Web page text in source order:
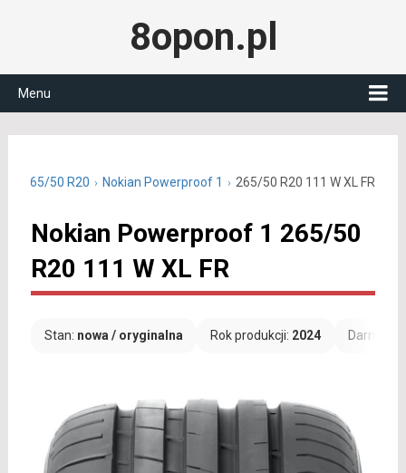
8opon.pl
Menu
265/50 R20 Nokian Powerproof 1 265/50 R20 111 W XL FR
Nokian Powerproof 1 265/50
R20 111 W XL FR
Stan: nowa / oryginalna Rok produkcji: 2024